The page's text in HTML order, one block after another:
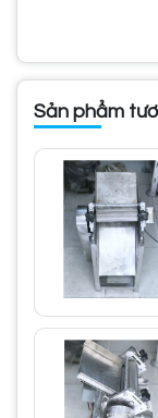
Sản phẩm